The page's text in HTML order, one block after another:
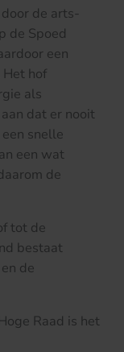
de arts-
de Spoed
een
hof
als
dat er nooit
snelle
een wat
de
tot de
bestaat
de
Raad is het